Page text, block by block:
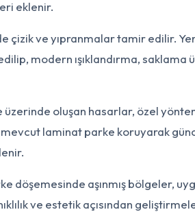
eklenir.
çizik ve yıpranmalar tamir edilir.
modern ışıklandırma, saklama
üzerinde oluşan hasarlar, özel
laminat parke koruyarak
döşemesinde aşınmış bölgeler,
ve estetik açısından